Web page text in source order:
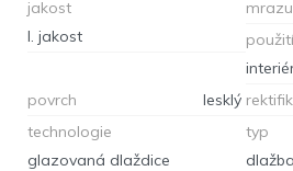
jakost
I. jakost
použití
povrch
lesklý
technologie
glazovaná dlaždice
typ
dlažba